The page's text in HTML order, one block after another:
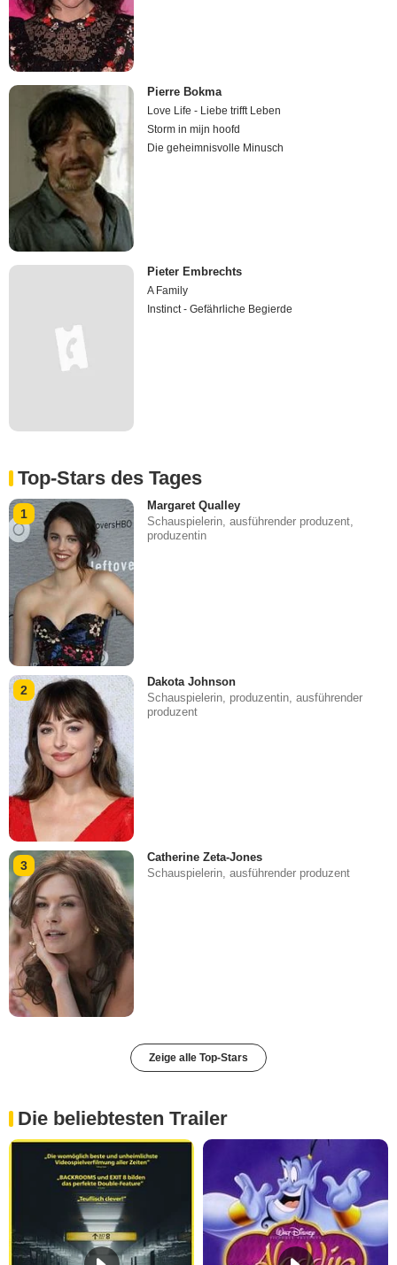
Pierre Bokma
Love Life - Liebe trifft Leben
Storm in mijn hoofd
Die geheimnisvolle Minusch
Pieter Embrechts
A Family
Instinct - Gefährliche Begierde
Top-Stars des Tages
1
Margaret Qualley
Schauspielerin, ausführender produzent,
produzentin
2
Dakota Johnson
Schauspielerin, produzentin, ausführender
produzent
3
Catherine Zeta-Jones
Schauspielerin, ausführender produzent
Zeige alle Top-Stars
Die beliebtesten Trailer